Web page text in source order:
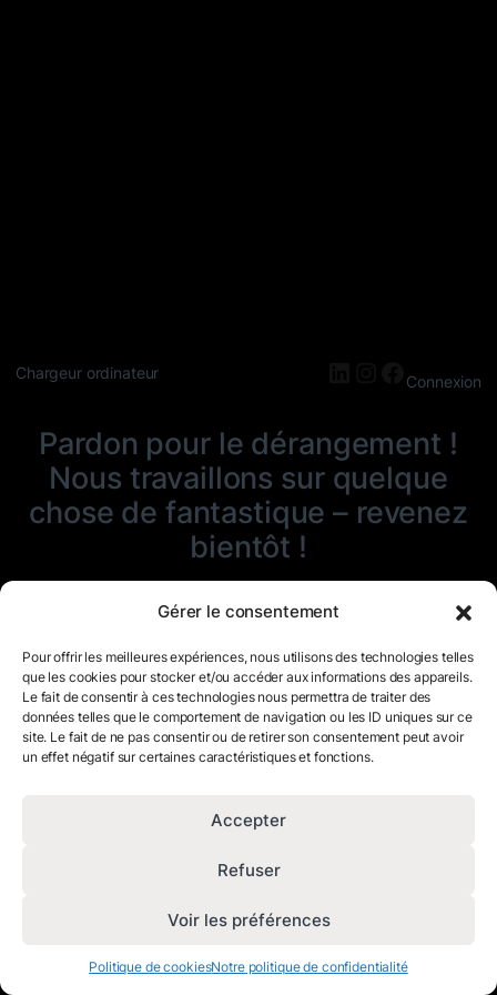
Gérer le consentement
Pour offrir les meilleures expériences, nous utilisons des technologies telles
que les cookies pour stocker et/ou accéder aux informations des appareils.
Le fait de consentir à ces technologies nous permettra de traiter des
données telles que le comportement de navigation ou les ID uniques sur ce
site. Le fait de ne pas consentir ou de retirer son consentement peut avoir
un effet négatif sur certaines caractéristiques et fonctions.
Accepter
Refuser
Voir les préférences
Politique de cookiesNotre politique de confidentialité
Chargeur ordinateur LinkedIn
Instagram
Connexion
Pardon pour le dérangement !
Nous travaillons sur quelque
chose de fantastique – revenez
bientôt !